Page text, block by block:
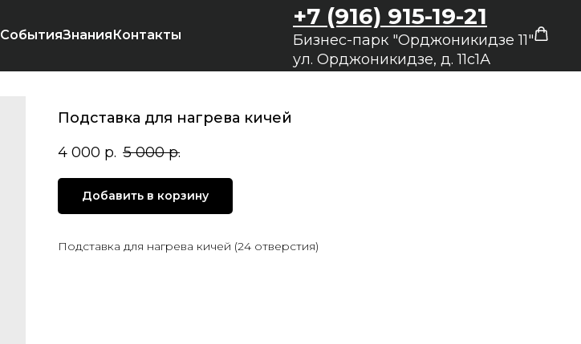
СобытияЗнания Контакты
+7 (916) 915-19-21
Бизнес-парк "Орджоникидзе 11"
ул. Орджоникидзе, д. 11с1А
Подставка для нагрева кичей
4 000 р. 5 000 р.
Добавить в корзину
Подставка для нагрева кичей (24 отверстия)